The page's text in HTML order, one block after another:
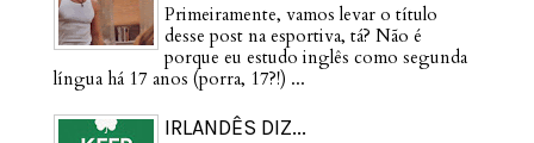
Primeiramente, vamos levar o título
desse post na esportiva, tá? Não é
porque eu estudo inglês como segunda
língua há 17 anos (porra, 17?!) ...
IRLANDÊS DIZ...